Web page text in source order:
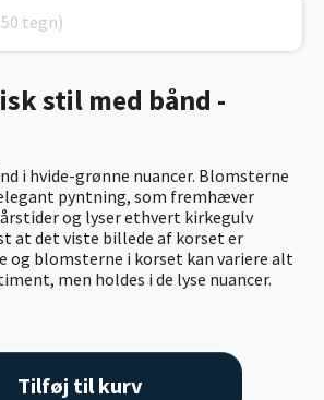
stil med bånd -
i hvide-grønne nuancer. Blomsterne
pyntning, som fremhæver
og lyser ethvert kirkegulv
at det viste billede af korset er
og blomsterne i korset kan variere alt
men holdes i de lyse nuancer.
Tilføj til kurv